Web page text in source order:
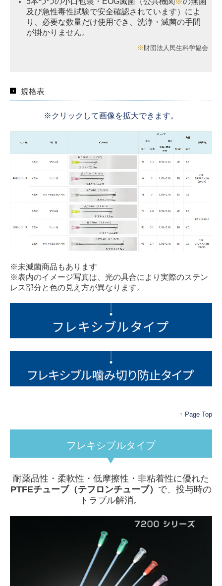
及び急性毒性試験で安全確認されています）によ
り、必要な数量だけ使用でき、洗浄・滅菌の手間
が掛かりません。
※ 財団法人民生科学協会
規格表
※クリックして画像を拡大できます。
※未滅菌商品もあります
※表内のイメージ写真は、光の具合により実際のステン
レス部分と色の見え方が異なります。
↑ Page Top
フレキシブルタイプ
耐薬品性・柔軟性・低摩擦性・非粘着性に優れた
PTFEチューブ（テフロンチューブ） で、投与時の
トラブル解消。